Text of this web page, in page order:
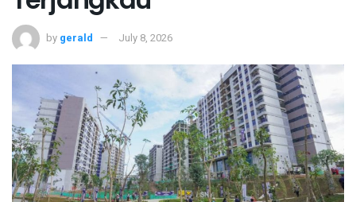
by gerald July 8, 2026